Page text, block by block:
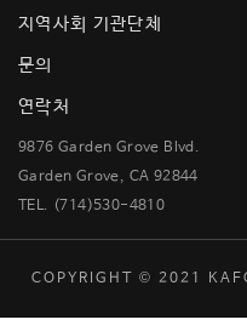
지역사회 기관단체
문의
연락처
9876 Garden Grove Blvd.
Garden Grove, CA 92844
TEL. (714)530-4810
COPYRIGHT © 2021